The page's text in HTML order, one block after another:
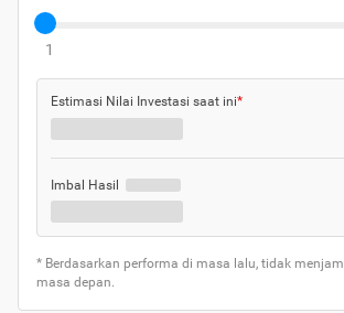
1
Estimasi Nilai Investasi saat ini*
Imbal Hasil
* Berdasarkan performa di masa lalu, tidak
masa depan.